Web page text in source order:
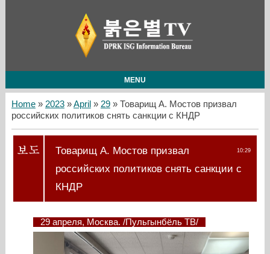
MENU
Home» 2023 »April » 29» Товарищ А. Мостов призвал
российских политиков снять санкции с КНДР
10:29
Товарищ А. Мостов призвал
российских политиков снять санкции с
КНДР
29 апреля, Москва. /Пульгынбёль ТВ/